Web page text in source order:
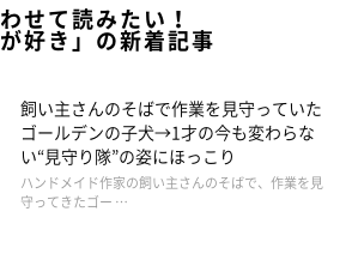
せて読みたい！
が好き」の新着記事
飼い主さんのそばで作業を見守っていた
ゴールデンの子犬→1才の今も変わらな
い“見守り隊”の姿にほっこり
ハンドメイド作家の飼い主さんのそばで、作業を見
守ってきたゴー …